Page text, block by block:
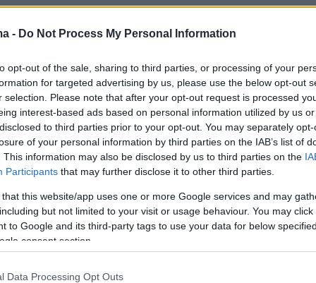
- Do Not Process My Personal Information
opt-out of the sale, sharing to third parties, or processing of your
for targeted advertising by us, please use the below opt-out
selection. Please note that after your opt-out request is processed
interest-based ads based on personal information utilized by us
to third parties prior to your opt-out. You may separately
of your personal information by third parties on the IAB’s list of
This information may also be disclosed by us to third parties on the
Participants that may further disclose it to other third parties.
that this website/app uses one or more Google services and may
but not limited to your visit or usage behaviour. You may
to Google and its third-party tags to use your data for below
consent section.
Data Processing Opt Outs
στοίχισαν τη ζωή σε39ανθρώπους, ενώ
τραυματίσθηκαν, σύμφωνα με τις λιβανικές
στη συνέχεια όσον αφορά την
των ηλεκτρονικών συσκευών και σχετικά
με τον οποίο μπόρεσε τοΙσραήλ να
τωνNew York Times,το Ισραήλ
σε φορτίοβομβητώνπου προέρχονταν
επιχείρησηGold Apollo.
αρνείτο ότι παρήγαγε τις συσκευές αυτές,